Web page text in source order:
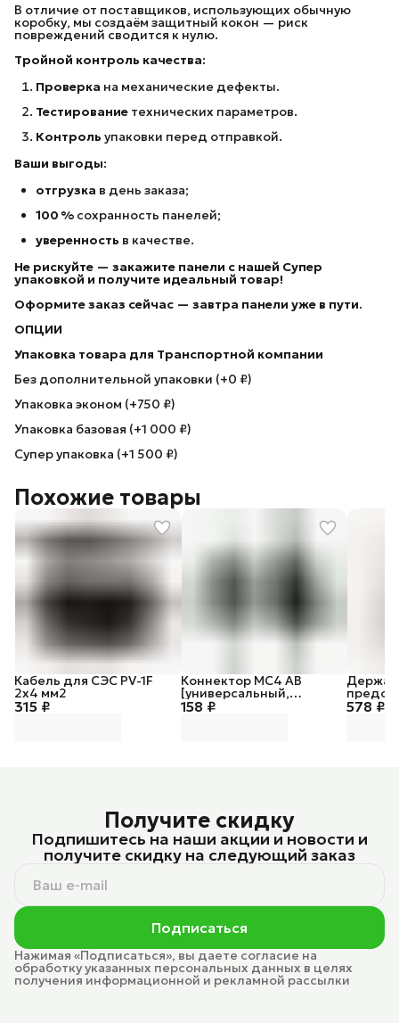
В отличие от поставщиков, использующих обычную
коробку, мы создаём защитный кокон — риск
повреждений сводится к нулю.
Тройной контроль качества:
Проверка на механические дефекты.
Тестирование технических параметров.
Контроль упаковки перед отправкой.
Ваши выгоды:
отгрузка в день заказа;
100 % сохранность панелей;
уверенность в качестве.
Не рискуйте — закажите панели с нашей Супер
упаковкой и получите идеальный товар!
Оформите заказ сейчас — завтра панели уже в пути.
ОПЦИИ
Упаковка товара для Транспортной компании
Без дополнительной упаковки (+0 ₽)
Упаковка эконом (+750 ₽)
Упаковка базовая (+1 000 ₽)
Супер упаковка (+1 500 ₽)
Похожие товары
315 ₽
Кабель для СЭС PV-1F
2х4 мм2
158 ₽
Коннектор MC4 AB
[универсальный,
комплект из двух 578 ₽
Fuse
Получите скидку
Подпишитесь на наши акции и новости и
получите скидку на следующий заказ
Подписаться
Нажимая «Подписаться», вы даете согласие на
обработку указанных персональных данных в целях
получения информационной и рекламной рассылки